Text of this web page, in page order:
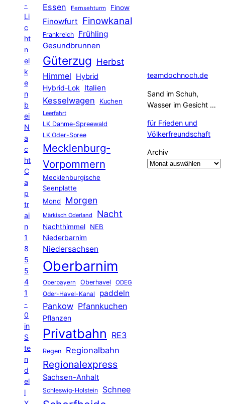
-
Li
c
ht
n
el
k
e
n
b
ei
N
a
c
ht
C
a
p
tr
ai
n
1
8
5
5
4
1
-
0
in
S
te
n
d
el
l
Essen Fernsehturm Finow
Finowfurt Finowkanal
Frankreich Frühling
Gesundbrunnen
Güterzug Herbst
Himmel
Hybrid
Hybrid-Lok Italien
Kesselwagen Kuchen
Leerfahrt
LK Dahme-Spreewald
LK Oder-Spree
Mecklenburg-
Vorpommern
Mecklenburgische
Seenplatte
Mond
Morgen
Märkisch Oderland Nacht
Nachthimmel
NEB
Niederbarnim
Niedersachsen
Oberbarnim
Oberbayern Oberhavel ODEG
Oder-Havel-Kanal paddeln
Pankow Pfannkuchen
Pflanzen
Privatbahn RE3
Regen Regionalbahn
Regionalexpress
Sachsen-Anhalt
Schleswig-Holstein Schnee
teamdochnoch.de
Sand im Schuh,
Wasser im Gesicht …
für Frieden und
Völkerfreundschaft
Archiv